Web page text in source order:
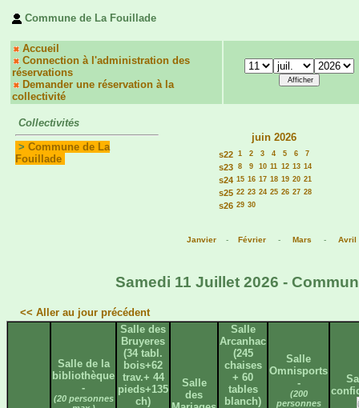
Commune de La Fouillade
Accueil
Connection à l'administration des
réservations
Demander une réservation à la
collectivité
Collectivités
> Commune de La
Fouillade
juin 2026
s22 1 2 3 4 5 6 7
s23 8 9 10 11 12 13 14
s24 15 16 17 18 19 20 21
s25 22 23 24 25 26 27 28
s26 29 30
Janvier - Février - Mars - Avril
Samedi 11 Juillet 2026 -
<< Aller au jour précédent
Salle de la
bibliothèque
-
(20 personnes
Salle des
Bruyeres
(34 tabl.
bois+62
trav.+ 44
pieds+135
ch)
Salle
des
Salle
Arcanhac
(245
chaises
+ 60
tables
blanch)
Salle
Omnisports
-
(200
personnes